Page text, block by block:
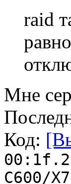
raid
Мне
Код:
C600/